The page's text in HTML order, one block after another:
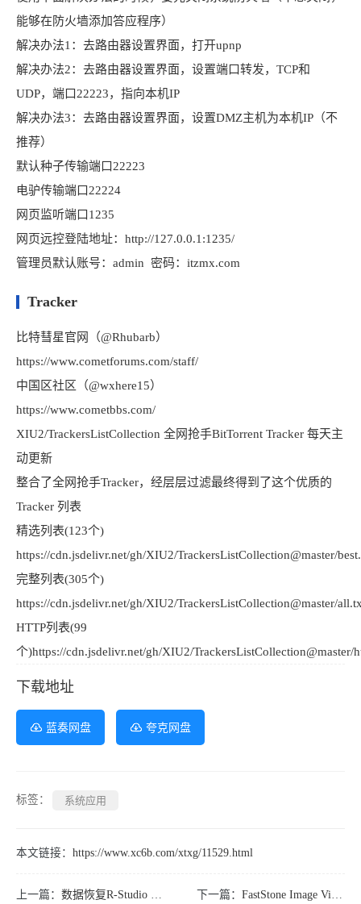
能够在防火墙添加答应程序）
解决办法1：去路由器设置界面，打开upnp
解决办法2：去路由器设置界面，设置端口转发，TCP和
UDP，端口22223，指向本机IP
解决办法3：去路由器设置界面，设置DMZ主机为本机IP（不
推荐）
默认种子传输端口22223
电驴传输端口22224
网页监听端口1235
网页远控登陆地址：http://127.0.0.1:1235/
管理员默认账号：admin 密码：itzmx.com
Tracker
比特彗星官网（@Rhubarb）
https://www.cometforums.com/staff/
中国区社区（@wxhere15）
https://www.cometbbs.com/
XIU2/TrackersListCollection 全网抢手BitTorrent Tracker 每天主
动更新
整合了全网抢手Tracker，经层层过滤最终得到了这个优质的
Tracker 列表
精选列表(123个)
https://cdn.jsdelivr.net/gh/XIU2/TrackersListCollection@master/
完整列表(305个)
https://cdn.jsdelivr.net/gh/XIU2/TrackersListCollection@master/
HTTP列表(99
个)https://cdn.jsdelivr.net/gh/XIU2/TrackersListCollection@master/
下载地址
蓝奏网盘 夸克网盘
标签： 系统应用
本文链接： https://www.xc6b.com/xtxg/11529.html
上一篇： 数据恢复R-Studio v9.5.191810 绿色版 下一篇：FastStone Image Viewer v8.5.0 中文绿色版